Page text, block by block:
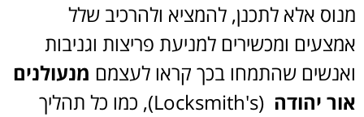
מנוס אלא לתכנן, להמציא ולהרכיב שלל
אמצעים ומכשירים למניעת פריצות וגניבות
ואנשים שהתמחו בכך קראו לעצמם מנעולנים
אור יהודה
(Locksmith's), כמו כל תהליך